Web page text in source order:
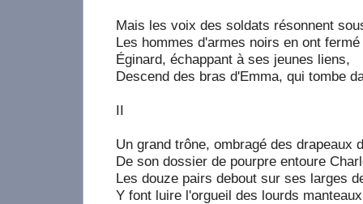
Mais les voix des soldats résonnent
Les hommes d'armes noirs en ont
Éginard, échappant à ses jeunes liens,
Descend des bras d'Emma, qui tombe
II
Un grand trône, ombragé des drapeaux
De son dossier de pourpre entoure
Les douze pairs debout sur ses larges
Y font luire l'orgueil des lourds